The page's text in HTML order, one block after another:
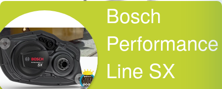
Bosch
Performance
Line SX